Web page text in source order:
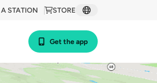
STORE
STATION
Get the app